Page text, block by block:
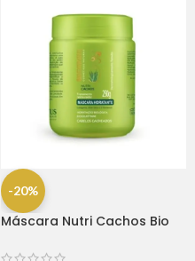
-20%
Máscara Nutri Cachos Bio